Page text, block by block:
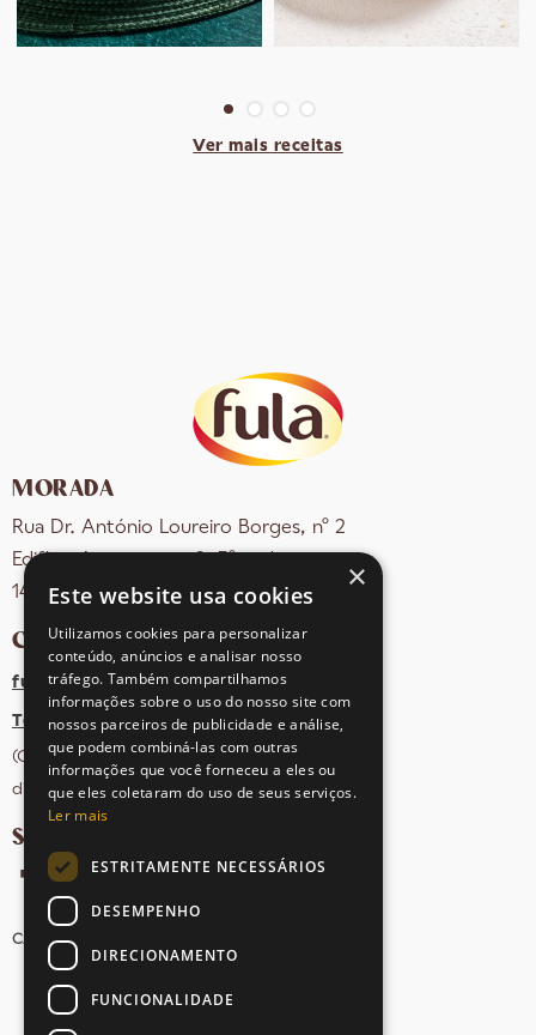
Ver mais receitas
MORADA
Rua Dr. António Loureiro Borges, nº 2
Edifício Arquiparque 2, 3º andar
1495-131 Algés - Portugal
CONTACTOS
fula@sovena.pt
Tel: +351 21 412 93 36
(Chamada para rede fixa nacional;
dias úteis das 10h às 17h)
SIGA-NOS NAS REDES SOCIAIS
CANDIDATURAS
×
Este website usa cookies
Utilizamos cookies para personalizar
conteúdo, anúncios e analisar nosso
tráfego. Também compartilhamos
informações sobre o uso do nosso site com
nossos parceiros de publicidade e análise,
que podem combiná-las com outras
informações que você forneceu a eles ou
que eles coletaram do uso de seus serviços.
Ler mais
ESTRITAMENTE NECESSÁRIOS
DESEMPENHO
DIRECIONAMENTO
FUNCIONALIDADE